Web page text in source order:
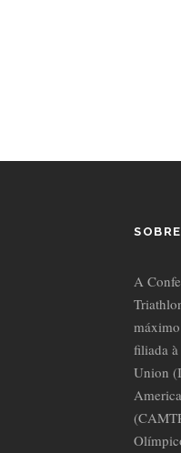
A
filiada
Union